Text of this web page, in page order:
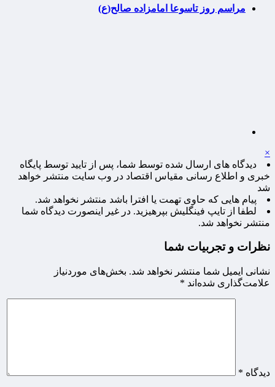
مراسم روز تاسوعا امامزاده صالح(ع)
×
دیدگاه های ارسال شده توسط شما، پس از تایید توسط پایگاه
خبری و اطلاع رسانی مقیاس اقتصاد در وب سایت منتشر خواهد
شد
پیام هایی که حاوی تهمت یا افترا باشد منتشر نخواهد شد.
لطفا از تایپ فینگلیش بپرهیزید. در غیر اینصورت دیدگاه شما
منتشر نخواهد شد.
نظرات و تجربیات شما
نشانی ایمیل شما منتشر نخواهد شد. بخش‌های موردنیاز
علامت‌گذاری شده‌اند *
دیدگاه *